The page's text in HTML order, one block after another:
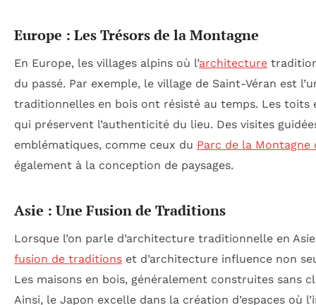
Europe : Les Trésors de la Montagne
En Europe, les villages alpins où l’architecture
du passé. Par exemple, le village de Saint-Véran est
traditionnelles en bois ont résisté au temps. Les
qui préservent l’authenticité du lieu. Des visites
emblématiques, comme ceux du Parc de la Montagne
également à la conception de paysages.
Asie : Une Fusion de Traditions
Lorsque l’on parle d’architecture traditionnelle en
fusion de traditions et d’architecture influence non
Les maisons en bois, généralement construites sans
Ainsi, le Japon excelle dans la création d’espaces